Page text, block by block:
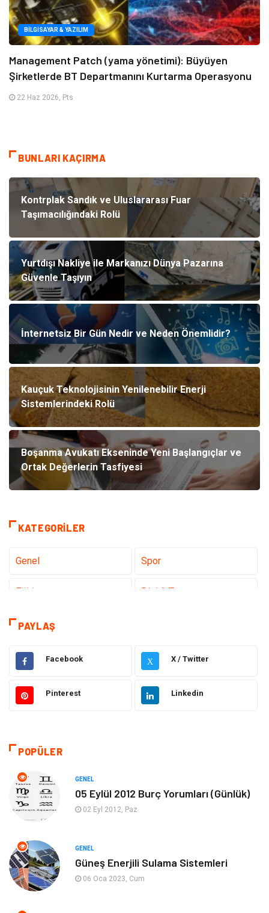
BILGISAYAR & YAZILIM
Management Patch (yama yönetimi): Büyüyen
Şirketlerde BT Departmanını Kurtarma Operasyonu
22 Haz 2026, Pts
BUNLARI KAÇIRMA
Kontrplak Sandık ve Uluslararası Fuar
Taşımacılığındaki Rolü
Yurtdışı Nakliye ile Markanızı Dünya Pazarına
Güvenle Taşıyın
İnternetsiz Bir Gün Nedir ve Neden Önemlidir?
Kauçuk Teknolojisinin Yenilenebilir Enerji
Sistemlerindeki Rolü
Boşanma Avukatı Ekseninde Yeni Başlangıçlar ve
Ortak Değerlerin Tasfiyesi
KATEGORILER
Genel Spor
Eğitim Dizi & Tv
Dünya'dan Haberler
Müzik İnternet
Ülkemizden Haberler Politika & Siyaset
Akıllı Telefon
Soru-Cevap
Ekonomi
Tanıtıcı Reklam Alışveriş
PAYLAŞ
Facebook X X / Twitter
Pinterest Linkedin
POPÜLER
GENEL
05 Eylül 2012 Burç Yorumları (Günlük)
02 Eyl 2012, Paz
GENEL
Güneş Enerjili Sulama Sistemleri
06 Oca 2023, Cum